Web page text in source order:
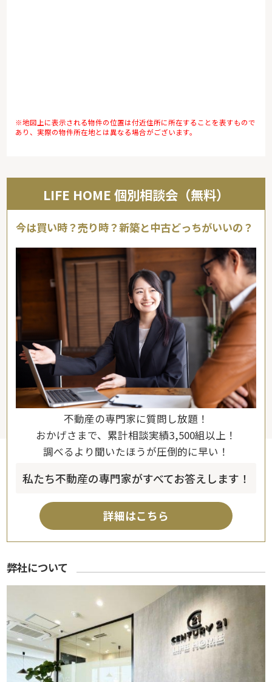
※地図上に表示される物件の位置は付近住所に所在することを表すもので
あり、実際の物件所在地とは異なる場合がございます。
LIFE HOME 個別相談会（無料）
今は買い時？売り時？新築と中古どっちがいいの？
不動産の専門家に質問し放題！
おかげさまで、累計相談実績3,500組以上！
調べるより聞いたほうが圧倒的に早い！
私たち不動産の専門家がすべてお答えします！
詳細はこちら
弊社について